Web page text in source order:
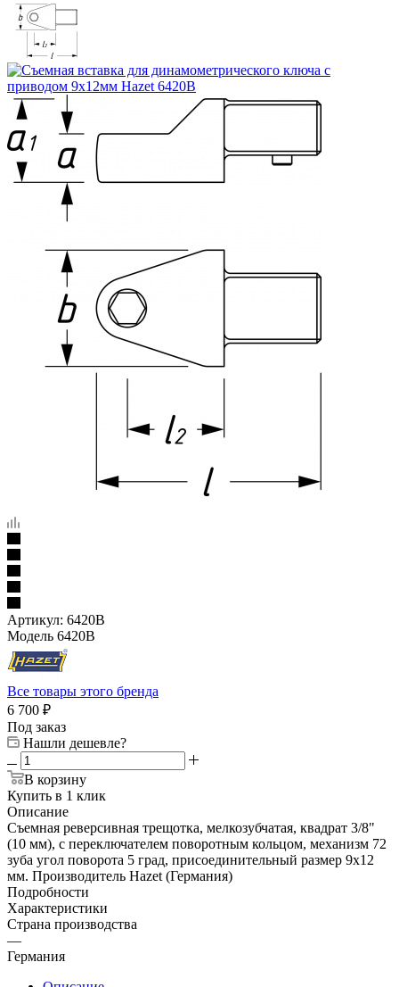
Артикул: 6420B
Модель 6420B
Все товары этого бренда
6 700 ₽
Под заказ
Нашли дешевле?
В корзину
Купить в 1 клик
Описание
Съемная реверсивная трещотка, мелкозубчатая, квадрат 3/8"
(10 мм), с переключателем поворотным кольцом, механизм 72
зуба угол поворота 5 град, присоединительный размер 9х12
мм. Производитель Hazet (Германия)
Подробности
Характеристики
Страна производства
—
Германия